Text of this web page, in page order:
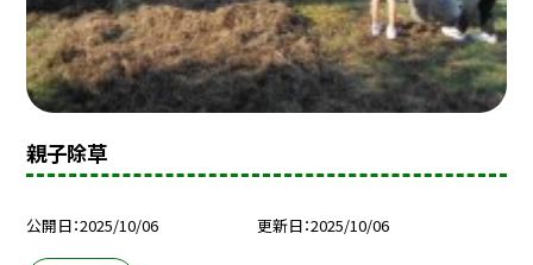
親子除草
公開日 2025/10/06 更新日 2025/10/06